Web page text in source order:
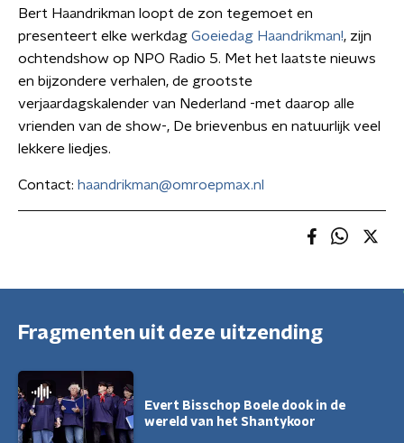
Bert Haandrikman loopt de zon tegemoet en
presenteert elke werkdag Goeiedag Haandrikman!, zijn
ochtendshow op NPO Radio 5. Met het laatste nieuws
en bijzondere verhalen, de grootste
verjaardagskalender van Nederland -met daarop alle
vrienden van de show-, De brievenbus en natuurlijk veel
lekkere liedjes.
Contact: haandrikman@omroepmax.nl
Fragmenten uit deze uitzending
Evert Bisschop Boele dook in de
wereld van het Shantykoor